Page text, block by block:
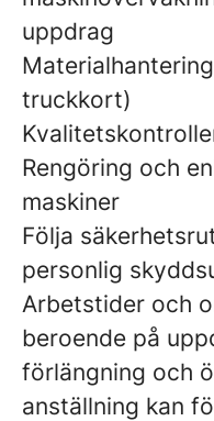
uppdrag
truckkort)
Rengöring och
maskiner
Följa
personlig
Arbetstider och
beroende på
förlängning och
anställning kan